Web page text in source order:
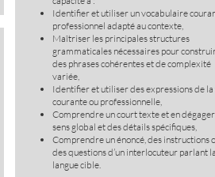
Identifier et utiliser un vocabulaire
professionnel adapté au contexte,
Maîtriser les principales structures
grammaticales nécessaires pour
des phrases cohérentes et de complexité
variée,
Identifier et utiliser des expressions de
courante ou professionnelle,
Comprendre un court texte et en
sens global et des détails spécifiques,
Comprendre un énoncé, des instructions
des questions d’un interlocuteur parlant la
langue cible.